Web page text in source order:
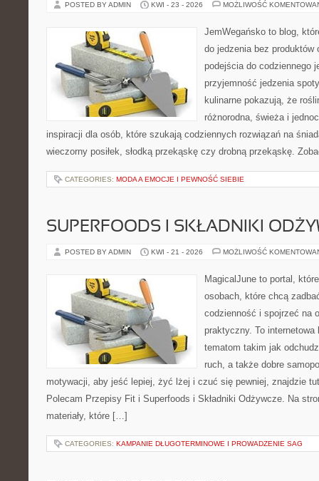
POSTED BY ADMIN KWI - 23 - 2026 MOŻLIWOŚĆ
JemWegańsko to blog,
do jedzenia bez produktów
podejścia do codziennego
przyjemność jedzenia
kulinarne pokazują, że
różnorodna, świeża i
inspiracji dla osób, które szukają codziennych rozwiązań na
wieczorny posiłek, słodką przekąskę czy drobną przekąskę.
CATEGORIES: MODA A EMOCJE I PEWNOŚĆ SIEBIE
SUPERFOODS I SKŁADNIKI
POSTED BY ADMIN KWI - 21 - 2026 MOŻLIWOŚĆ
MagicalJune to portal,
osobach, które chcą
codzienność i spojrzeć na
praktyczny. To
tematom takim jak
ruch, a także dobre
motywacji, aby jeść lepiej, żyć lżej i czuć się pewniej, znajdzie
Polecam Przepisy Fit i Superfoods i Składniki Odżywcze. Na
materiały, które […]
CATEGORIES: KAMPANIE DŁUGOTERMINOWE I PROWADZENIE SAG